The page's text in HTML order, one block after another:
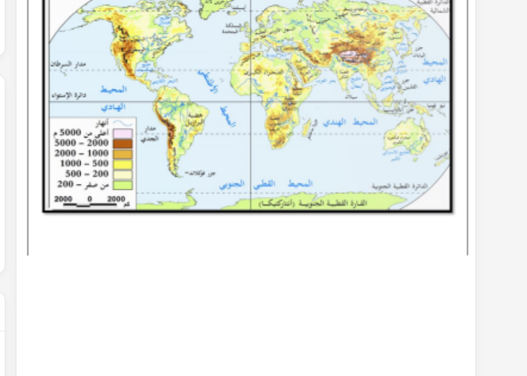
بحث
المناخية
pdf
2022-10-26
حل
شهادة
التعليم
المتوسط
في
الرياضيات
الجزائر2022-02-01